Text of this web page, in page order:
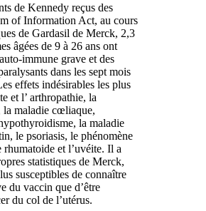
de Kennedy reçus des
of Information Act, au cours
de Gardasil de Merck, 2,3
âgées de 9 à 26 ans ont
immune grave et des
dans les sept mois
effets indésirables les plus
et l’ arthropathie, la
maladie cœliaque,
la maladie
le psoriasis, le phénomène
et l’uvéite. Il a
statistiques de Merck,
susceptibles de connaître
du vaccin que d’être
du col de l’utérus.